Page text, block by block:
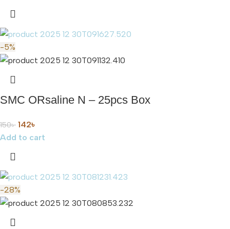
-5%
SMC ORsaline N – 25pcs Box
150৳ 142৳
Add to cart
-28%